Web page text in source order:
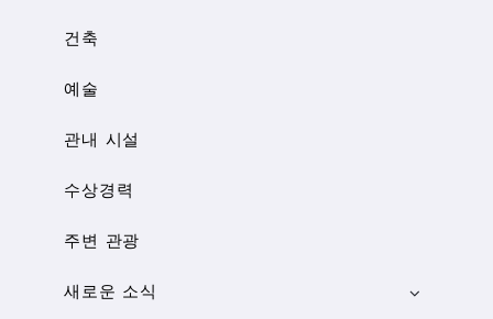
건축
예술
관내 시설
수상경력
주변 관광
새로운 소식